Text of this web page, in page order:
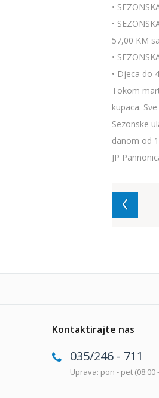
•
•
57,00 KM
•
• Djeca do
Tokom
kupaca.
Sezonske
danom od
JP
Kontaktirajte nas
035/246 - 711
Uprava: pon - pet (08:00